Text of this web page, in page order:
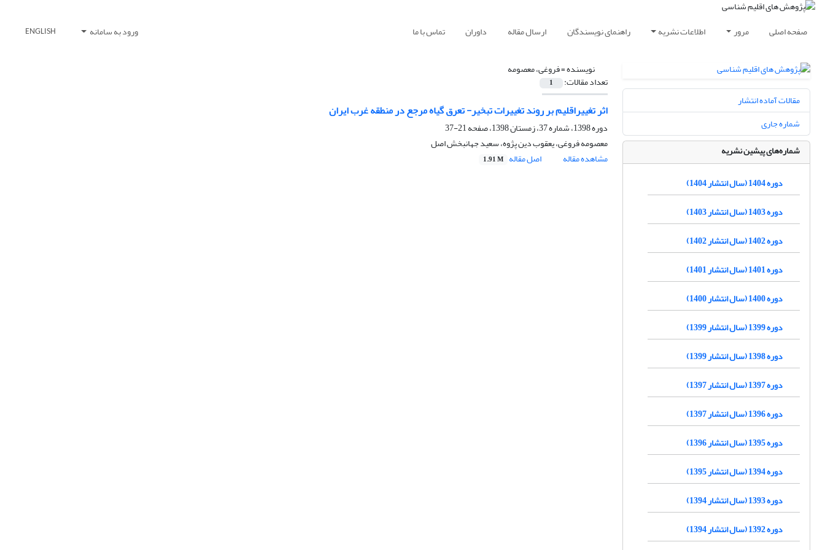
صفحه اصلی مرور اطلاعات نشریه راهنمای نویسندگان ارسال مقاله داوران تماس با ما ورود به سامانه ENGLISH
نویسنده =فروغی، معصومه
تعداد مقالات: 1
اثر تغییراقلیم بر روند تغییرات تبخیر- تعرق گیاه مرجع در منطقه‌ غرب ایران
دوره 1398، شماره 37، زمستان 1398، صفحه
21-37
معصومه فروغی، یعقوب دین پژوه، سعید جهانبخش اصل
مشاهده مقاله
اصل مقاله 1.91 M
مقالات آماده انتشار
شماره جاری
شماره‌های پیشین نشریه
دوره 1404 (سال انتشار 1404)
دوره 1403 (سال انتشار 1403)
دوره 1402 (سال انتشار 1402)
دوره 1401 (سال انتشار 1401)
دوره 1400 (سال انتشار 1400)
دوره 1399 (سال انتشار 1399)
دوره 1398 (سال انتشار 1399)
دوره 1397 (سال انتشار 1397)
دوره 1396 (سال انتشار 1397)
دوره 1395 (سال انتشار 1396)
دوره 1394 (سال انتشار 1395)
دوره 1393 (سال انتشار 1394)
دوره 1392 (سال انتشار 1394)